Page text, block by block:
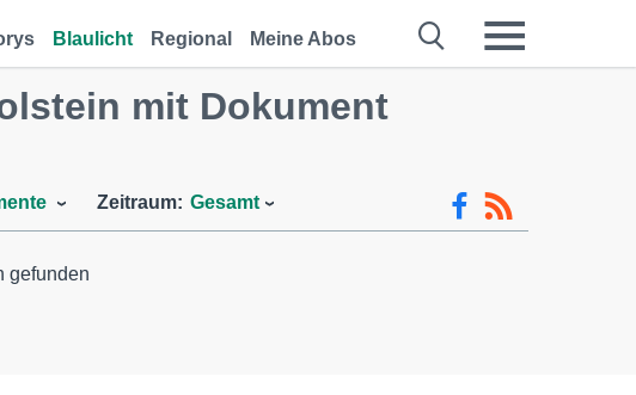
Blaulicht Regional Meine Abos
mit Dokument
Zeitraum: Gesamt
gefunden